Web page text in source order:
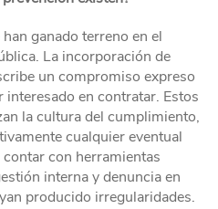
ganado terreno en el
La incorporación de
un compromiso expreso
en contratar. Estos
la cultura del cumplimiento,
cualquier eventual
con herramientas
interna y denuncia en
producido irregularidades.